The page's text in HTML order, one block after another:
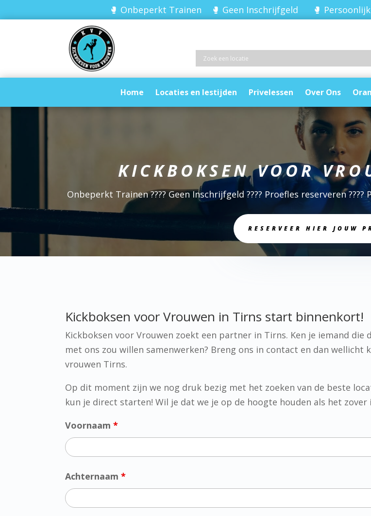
🥊 Onbeperkt Trainen 🥊 Geen Inschrijfgeld 🥊
Home Locaties en lestijden Privelessen Over Ons
KICKBOKSEN VOOR
Onbeperkt Trainen ???? Geen Inschrijfgeld ???? Proefles reserveren
RESERVEER HIER JOUW
Kickboksen voor Vrouwen in Tirns start binnenkort!
Kickboksen voor Vrouwen zoekt een partner in Tirns. Ken je iemand
met ons zou willen samenwerken? Breng ons in contact en dan
vrouwen Tirns.
Op dit moment zijn we nog druk bezig met het zoeken van de beste
kun je direct starten! Wil je dat we je op de hoogte houden als het
Voornaam*
Achternaam*